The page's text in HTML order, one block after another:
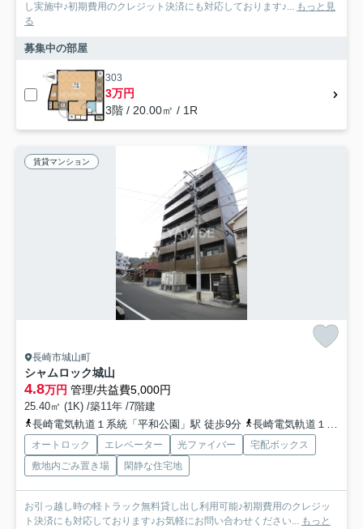
し実施中♪初期費用のクレジット決済にも対応しております♪... もっと見
る
募集中の部屋
303
3万円
3階 / 20.00㎡ / 1R
賃貸マンション
長崎市城山町
シャムロック城山
4.8万円 管理/共益費5,000円
25.40㎡ (1K) /築11年 /7階建
長崎電気軌道１系統「平和公園」駅 徒歩9分
長崎電気軌道１系統「大橋」駅 徒歩12分
オートロック エレベーター 光ファイバー
宅配ボックス
敷地内ごみ置き場
閑静な住宅地
お引っ越し時の軽トラック無料貸し出し利用可能♪初期費用のクレジッ
ト決済にも対応しております♪お気軽にお問い合わせください... もっと